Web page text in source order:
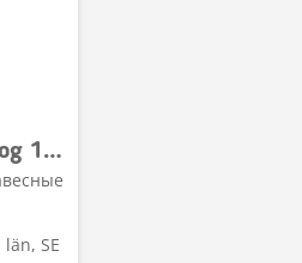
Fjärås Vikplog 175
SE